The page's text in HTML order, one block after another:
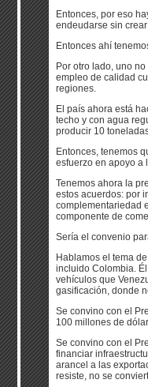
Entonces, por eso
endeudarse sin
Entonces ahí
Por otro lado, uno
empleo de calidad
regiones.
El país ahora está
techo y con agua
producir 10
Entonces, tenemos
esfuerzo en apoyo a
Tenemos ahora la
estos acuerdos: por
complementariedad
componente de
Sería el convenio
Hablamos el tema
incluido Colombia.
vehículos que
gasificación, donde
Se convino con el
100 millones de
Se convino con el
financiar
arancel a las
resiste, no se